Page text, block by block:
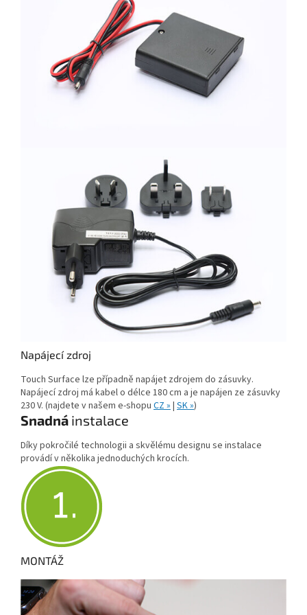
Napájecí zdroj
Touch Surface lze případně napájet zdrojem do zásuvky.
Napájecí zdroj má kabel o délce 180 cm a je napájen ze zásuvky
230 V. (najdete v našem e-shopu CZ »| SK »)
Snadná instalace
Díky pokročilé technologii a skvělému designu se instalace
provádí v několika jednoduchých krocích.
MONTÁŽ